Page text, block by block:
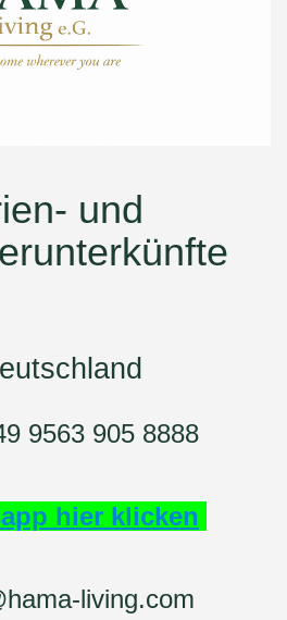
und
9563 905 8888
hier klicken
living.com